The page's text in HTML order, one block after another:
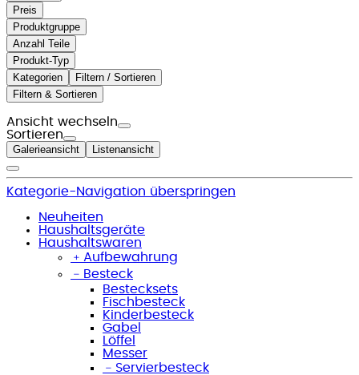
Preis
Produktgruppe
Anzahl Teile
Produkt-Typ
Kategorien
Filtern / Sortieren
Filtern & Sortieren
Ansicht wechseln
Sortieren
Galerieansicht Listenansicht
Kategorie-Navigation überspringen
Neuheiten
Haushaltsgeräte
Haushaltswaren
﹢ Aufbewahrung
﹣ Besteck
Bestecksets
Fischbesteck
Kinderbesteck
Gabel
Löffel
Messer
﹣ Servierbesteck